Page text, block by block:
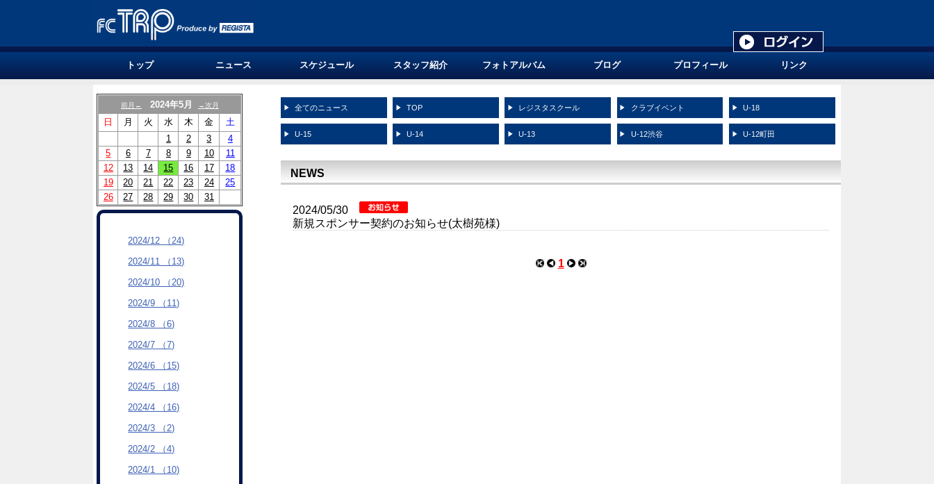
トップ ニュース スケジュール スタッフ紹介 フォトアルバム ブログ プロフィール リンク
全てのニュース TOP レジスタスクール クラブイベント U-18
U-15 U-14 U-13 U-12渋谷 U-12町田
NEWS
2024/05/30
新規スポンサー契約のお知らせ(太樹苑様)
1
前月← 2024年5月 →次月
日 月 火 水 木 金
土
1
2 3
4
5
6 7 8 9 10
11
12
13 14 15 16 17
18
19
20 21 22 23 24
25
26
27 28 29 30 31
2024/12 （24)
2024/11 （13)
2024/10 （20)
2024/9 （11)
2024/8 （6)
2024/7 （7)
2024/6 （15)
2024/5 （18)
2024/4 （16)
2024/3 （2)
2024/2 （4)
2024/1 （10)